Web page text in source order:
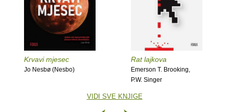
Krvavi mjesec
Jo Nesbø (Nesbo)
Rat lajkova
Emerson T. Brooking,
P.W. Singer
VIDI SVE KNJIGE